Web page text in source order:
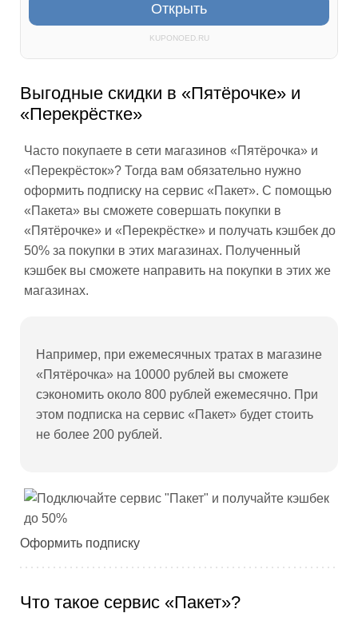
Открыть
KUPONOED.RU
Выгодные скидки в «Пятёрочке» и
«Перекрёстке»
Часто покупаете в сети магазинов «Пятёрочка» и
«Перекрёсток»? Тогда вам обязательно нужно
оформить подписку на сервис «Пакет». С помощью
«Пакета» вы сможете совершать покупки в
«Пятёрочке» и «Перекрёстке» и получать кэшбек до
50% за покупки в этих магазинах. Полученный
кэшбек вы сможете направить на покупки в этих же
магазинах.
Например, при ежемесячных тратах в магазине
«Пятёрочка» на 10000 рублей вы сможете
сэкономить около 800 рублей ежемесячно. При
этом подписка на сервис «Пакет» будет стоить
не более 200 рублей.
Оформить подписку
Что такое сервис «Пакет»?